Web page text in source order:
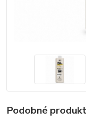
Podobné